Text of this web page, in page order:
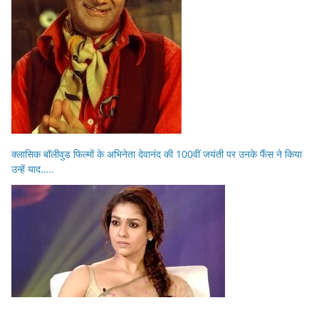
क्लासिक बॉलीवुड फिल्मों के अभिनेता देवानंद की 100वीं जयंती पर उनके फैंस ने किया
उन्हें याद…..